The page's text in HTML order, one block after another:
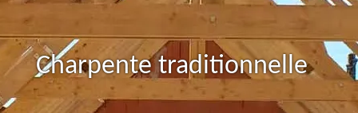
Charpente traditionnelle